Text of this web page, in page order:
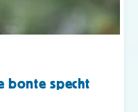
bonte specht